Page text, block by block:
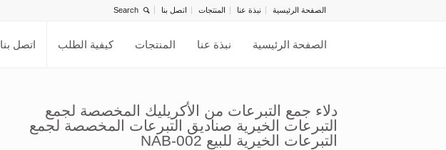
الصفحة الرئيسية نبذة عنا المنتجات اتصل بنا
الصفحة الرئيسية نبذة عنا المنتجات كيفية الطلب اتصل بنا
دلاء جمع التبرعات من الأكريليك المخصصة لجمع
التبرعات الخيرية صناديق التبرعات المخصصة لجمع
التبرعات الخيرية للبيع NAB-002